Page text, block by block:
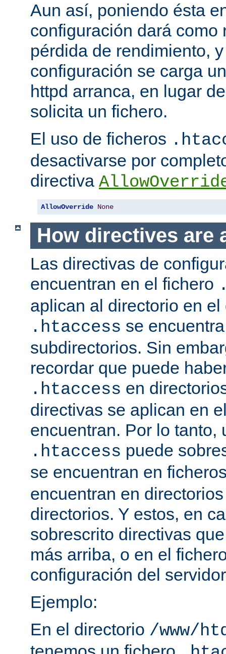
Aun así, poniendo ésta
configuración dará como
pérdida de rendimiento,
configuración se carga
httpd arranca, en lugar
solicita un fichero.
El uso de ficheros
desactivarse por
directiva
AllowOverride None
How directives are
Las directivas de
encuentran en el fichero
aplican al directorio en
.htaccess se
subdirectorios. Sin
recordar que puede
.htaccess en
directivas se aplican en
encuentran. Por lo tanto,
.htaccess puede
se encuentran en
encuentran en
directorios. Y estos, en
sobrescrito directivas
más arriba, o en el
configuración del
Ejemplo:
En el directorio /www/